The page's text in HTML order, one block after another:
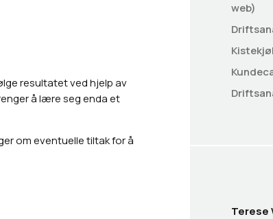
resultatet ved hjelp av
å lære seg enda et
om eventuelle tiltak for å
web)
Terese